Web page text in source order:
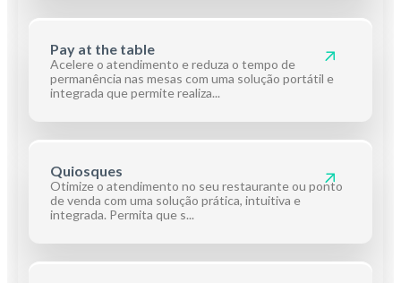
Pay at the table
Acelere o atendimento e reduza o tempo de
permanência nas mesas com uma solução portátil e
integrada que permite realiza...
Quiosques
Otimize o atendimento no seu restaurante ou ponto
de venda com uma solução prática, intuitiva e
integrada. Permita que s...